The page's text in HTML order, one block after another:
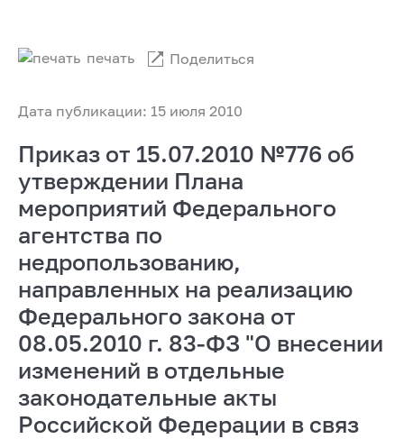
Дата публикации: 15 июля 2010
печать Поделиться
Приказ от 15.07.2010 №776 об
утверждении Плана
мероприятий Федерального
агентства по
недропользованию,
направленных на реализацию
Федерального закона от
08.05.2010 г. 83-ФЗ "О внесении
изменений в отдельные
законодательные акты
Российской Федерации в связ